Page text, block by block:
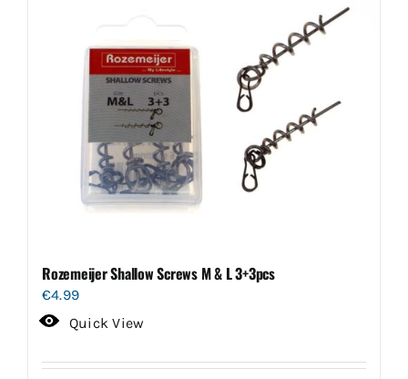
Rozemeijer Shallow Screws M & L 3+3pcs
€4.99
Quick View